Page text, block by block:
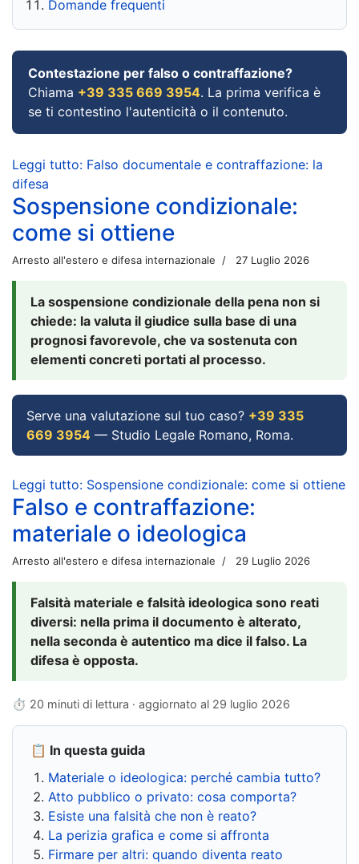
Domande frequenti
Contestazione per falso o contraffazione?
Chiama +39 335 669 3954. La prima verifica è
se ti contestino l'autenticità o il contenuto.
Leggi tutto: Falso documentale e contraffazione: la
difesa
Sospensione condizionale:
come si ottiene
Arresto all'estero e difesa internazionale 27 Luglio 2026
La sospensione condizionale della pena non si
chiede: la valuta il giudice sulla base di una
prognosi favorevole, che va sostenuta con
elementi concreti portati al processo.
Serve una valutazione sul tuo caso? +39 335
669 3954 — Studio Legale Romano, Roma.
Leggi tutto: Sospensione condizionale: come si ottiene
Falso e contraffazione:
materiale o ideologica
Arresto all'estero e difesa internazionale 29 Luglio 2026
Falsità materiale e falsità ideologica sono reati
diversi: nella prima il documento è alterato,
nella seconda è autentico ma dice il falso. La
difesa è opposta.
⏱ 20 minuti di lettura · aggiornato al 29 luglio 2026
📋 In questa guida
Materiale o ideologica: perché cambia tutto?
Atto pubblico o privato: cosa comporta?
Esiste una falsità che non è reato?
La perizia grafica e come si affronta
Firmare per altri: quando diventa reato